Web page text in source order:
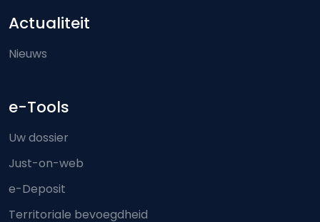
Actualiteit
Nieuws
e-Tools
Uw dossier
Just-on-web
e-Deposit
Territoriale bevoegdheid